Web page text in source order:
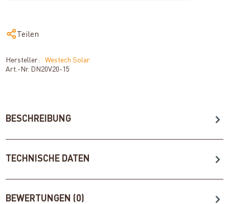
Teilen
Hersteller:
Westech Solar
Art.-Nr. DN20V20-15
BESCHREIBUNG
TECHNISCHE DATEN
BEWERTUNGEN (0)